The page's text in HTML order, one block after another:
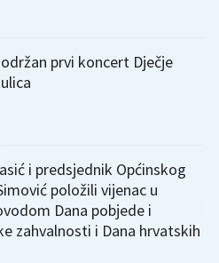
prvi koncert Dječje
i predsjednik Općinskog
položili vijenac u
Dana pobjede i
zahvalnosti i Dana hrvatskih